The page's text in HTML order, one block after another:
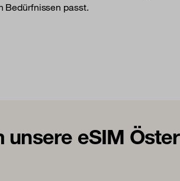
Bedürfnissen passt.
unsere eSIM